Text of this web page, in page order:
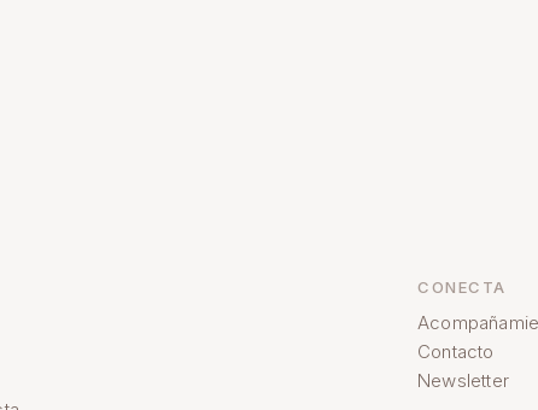
CONECTA
Contacto
Newsletter